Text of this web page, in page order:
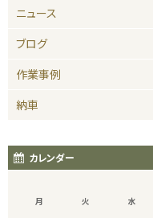
ニュース
ブログ
作業事例
納車
カレンダー
月 火 水